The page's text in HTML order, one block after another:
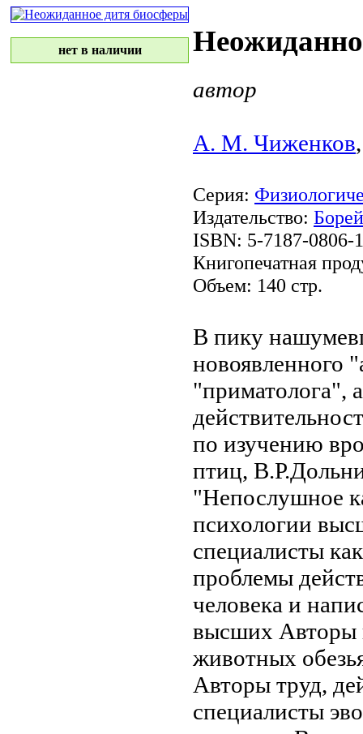
нет в наличии
автор
А. М. Чиженков
Серия:
Издательство:
ISBN: 5-7187-0806-1
Книгопечатная
Объем: 140 стр.
В пику
новоявленного
"приматолога",
по изучению
птиц,
"Непослушное
психологии
специалисты
проблемы
человека и
высших Авторы
животных
Авторы труд,
специалисты